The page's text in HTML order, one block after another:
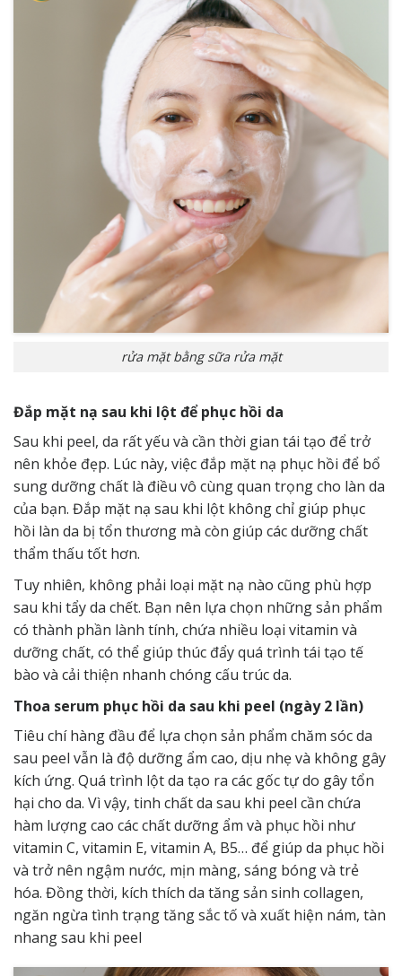
rửa mặt bằng sữa rửa mặt
Đắp mặt nạ sau khi lột để phục hồi da
Sau khi peel, da rất yếu và cần thời gian tái tạo để trở
nên khỏe đẹp. Lúc này, việc đắp mặt nạ phục hồi để bổ
sung dưỡng chất là điều vô cùng quan trọng cho làn da
của bạn. Đắp mặt nạ sau khi lột không chỉ giúp phục
hồi làn da bị tổn thương mà còn giúp các dưỡng chất
thẩm thấu tốt hơn.
Tuy nhiên, không phải loại mặt nạ nào cũng phù hợp
sau khi tẩy da chết. Bạn nên lựa chọn những sản phẩm
có thành phần lành tính, chứa nhiều loại vitamin và
dưỡng chất, có thể giúp thúc đẩy quá trình tái tạo tế
bào và cải thiện nhanh chóng cấu trúc da.
Thoa serum phục hồi da sau khi peel (ngày 2 lần)
Tiêu chí hàng đầu để lựa chọn sản phẩm chăm sóc da
sau peel vẫn là độ dưỡng ẩm cao, dịu nhẹ và không gây
kích ứng. Quá trình lột da tạo ra các gốc tự do gây tổn
hại cho da. Vì vậy, tinh chất da sau khi peel cần chứa
hàm lượng cao các chất dưỡng ẩm và phục hồi như
vitamin C, vitamin E, vitamin A, B5… để giúp da phục hồi
và trở nên ngậm nước, mịn màng, sáng bóng và trẻ
hóa. Đồng thời, kích thích da tăng sản sinh collagen,
ngăn ngừa tình trạng tăng sắc tố và xuất hiện nám, tàn
nhang sau khi peel